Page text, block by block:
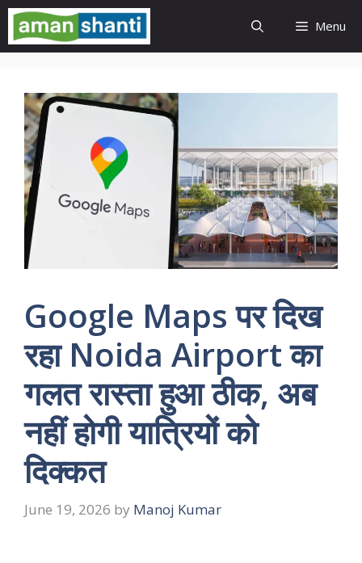
Skip
content
Menu
Google Maps पर दिख
रहा Noida Airport का
गलत रास्ता हुआ ठीक, अब
नहीं होगी यात्रियों को
दिक्कत
June 19, 2026 by Manoj Kumar